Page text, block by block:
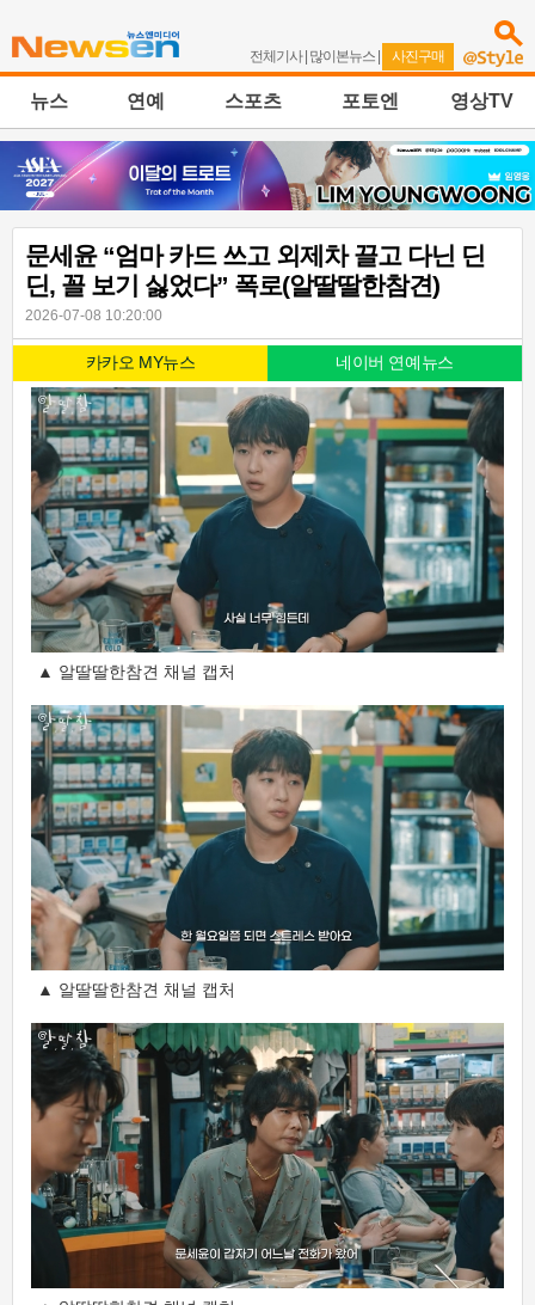
전체기사| 많이본뉴스 | 사진구매
뉴스 연예 스포츠 포토엔 영상TV
문세윤 “엄마 카드 쓰고 외제차 끌고 다닌 딘
딘, 꼴 보기 싫었다” 폭로(알딸딸한참견)
2026-07-08 10:20:00
카카오 MY뉴스 네이버 연예뉴스
▲ 알딸딸한참견 채널 캡처
▲ 알딸딸한참견 채널 캡처